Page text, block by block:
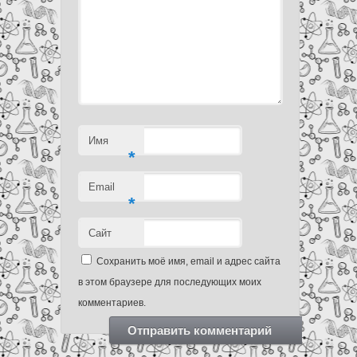
Имя
*
Email
*
Сайт
Сохранить моё имя, email и адрес сайта
в этом браузере для последующих моих
комментариев.